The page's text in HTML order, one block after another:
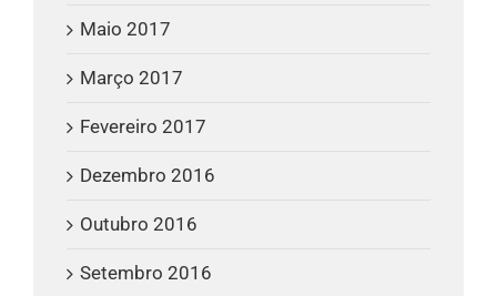
Maio 2017
Março 2017
Fevereiro 2017
Dezembro 2016
Outubro 2016
Setembro 2016